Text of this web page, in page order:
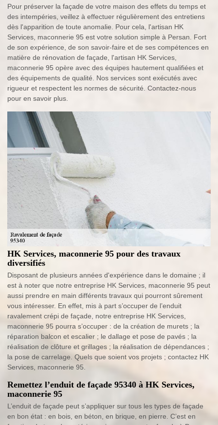
Pour préserver la façade de votre maison des effets du temps et
des intempéries, veillez à effectuer régulièrement des entretiens
dès l'apparition de toute anomalie. Pour cela, l'artisan HK
Services, maconnerie 95 est votre solution simple à Persan. Fort
de son expérience, de son savoir-faire et de ses compétences en
matière de rénovation de façade, l'artisan HK Services,
maconnerie 95 opère avec des équipes hautement qualifiées et
des équipements de qualité. Nos services sont exécutés avec
rigueur et respectent les normes de sécurité. Contactez-nous
pour en savoir plus.
HK Services, maconnerie 95 pour des travaux
diversifiés
Disposant de plusieurs années d'expérience dans le domaine ; il
est à noter que notre entreprise HK Services, maconnerie 95 peut
aussi prendre en main différents travaux qui pourront sûrement
vous intéresser. En effet, mis à part s’occuper de l’enduit
ravalement crépi de façade, notre entreprise HK Services,
maconnerie 95 pourra s’occuper : de la création de murets ; la
réparation balcon et escalier ; le dallage et pose de pavés ; la
réalisation de clôture et grillages ; la réalisation de dépendances ;
la pose de carrelage. Quels que soient vos projets ; contactez HK
Services, maconnerie 95.
Remettez l’enduit de façade 95340 à HK Services,
maconnerie 95
L’enduit de façade peut s’appliquer sur tous les types de façade
en bon état : en bois, en béton, en brique, en pierre. C’est en